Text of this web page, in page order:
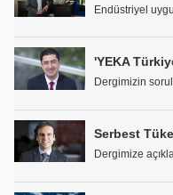
Endüstriyel